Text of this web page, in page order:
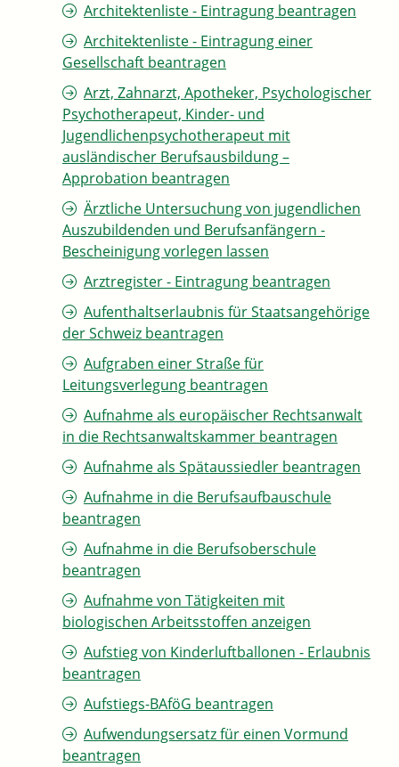
Architektenliste - Eintragung beantragen
Architektenliste - Eintragung einer
Gesellschaft beantragen
Arzt, Zahnarzt, Apotheker, Psychologischer
Psychotherapeut, Kinder- und
Jugendlichenpsychotherapeut mit
ausländischer Berufsausbildung –
Approbation beantragen
Ärztliche Untersuchung von jugendlichen
Auszubildenden und Berufsanfängern -
Bescheinigung vorlegen lassen
Arztregister - Eintragung beantragen
Aufenthaltserlaubnis für Staatsangehörige
der Schweiz beantragen
Aufgraben einer Straße für
Leitungsverlegung beantragen
Aufnahme als europäischer Rechtsanwalt
in die Rechtsanwaltskammer beantragen
Aufnahme als Spätaussiedler beantragen
Aufnahme in die Berufsaufbauschule
beantragen
Aufnahme in die Berufsoberschule
beantragen
Aufnahme von Tätigkeiten mit
biologischen Arbeitsstoffen anzeigen
Aufstieg von Kinderluftballonen - Erlaubnis
beantragen
Aufstiegs-BAföG beantragen
Aufwendungsersatz für einen Vormund
beantragen